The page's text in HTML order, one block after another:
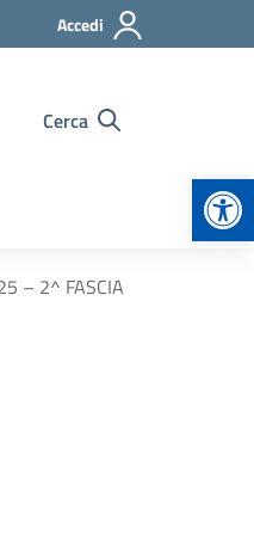
Accedi
Cerca
– 2^ FASCIA